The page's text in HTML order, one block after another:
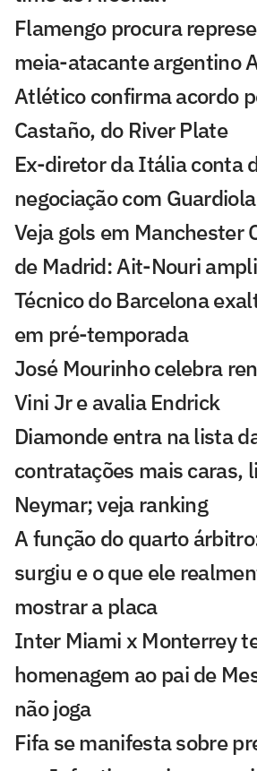
Flamengo procura
meia-atacante argentino
Atlético confirma acordo
Castaño, do River Plate
Ex-diretor da Itália conta
negociação com Guardiola
Veja gols em Manchester
de Madrid: Ait-Nouri
Técnico do Barcelona
em pré-temporada
José Mourinho celebra
Vini Jr e avalia Endrick
Diamonde entra na lista
contratações mais caras,
Neymar; veja ranking
A função do quarto
surgiu e o que ele
mostrar a placa
Inter Miami x Monterrey
homenagem ao pai de
não joga
Fifa se manifesta sobre